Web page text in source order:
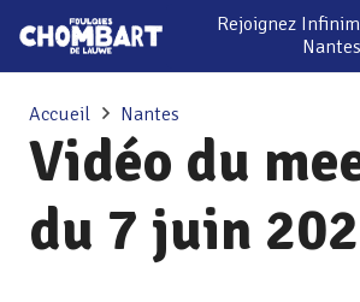
Rejoignez
Accueil Nantes
Vidéo du
du 7 juin